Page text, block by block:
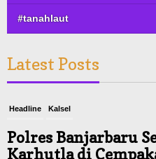
#tanahlaut
Latest Posts
Headline Kalsel
Polres Banjarbaru
Karhutla di